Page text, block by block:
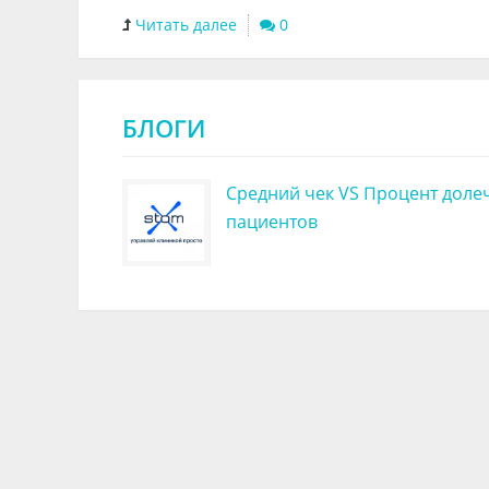
Читать далее 0
БЛОГИ
Средний чек VS Процент
пациентов